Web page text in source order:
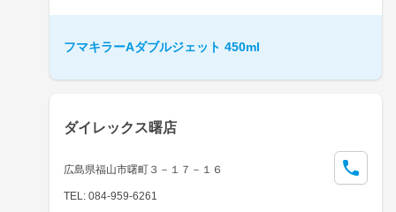
フマキラーAダブルジェット 450ml
ダイレックス曙店
広島県福山市曙町３－１７－１６
TEL: 084-959-6261